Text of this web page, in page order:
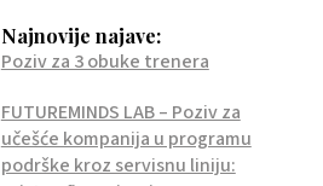
Najnovije najave:
Poziv za 3 obuke trenera
FUTUREMINDS LAB – Poziv za
učešće kompanija u programu
podrške kroz servisnu liniju: